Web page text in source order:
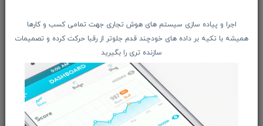
اجرا و پیاده سازی سیستم های هوش تجاری جهت تمامی کسب و کارها
همیشه با تکیه بر داده های خودچند قدم جلوتر از رقبا حرکت کرده و تصمیمات
سازنده تری را بگیرید
پیگیری مرسوله پستی
از تخفیف‌ها و جدیدترین‌های فروشگاه ما باخبر شوید:
ثبت‌نام